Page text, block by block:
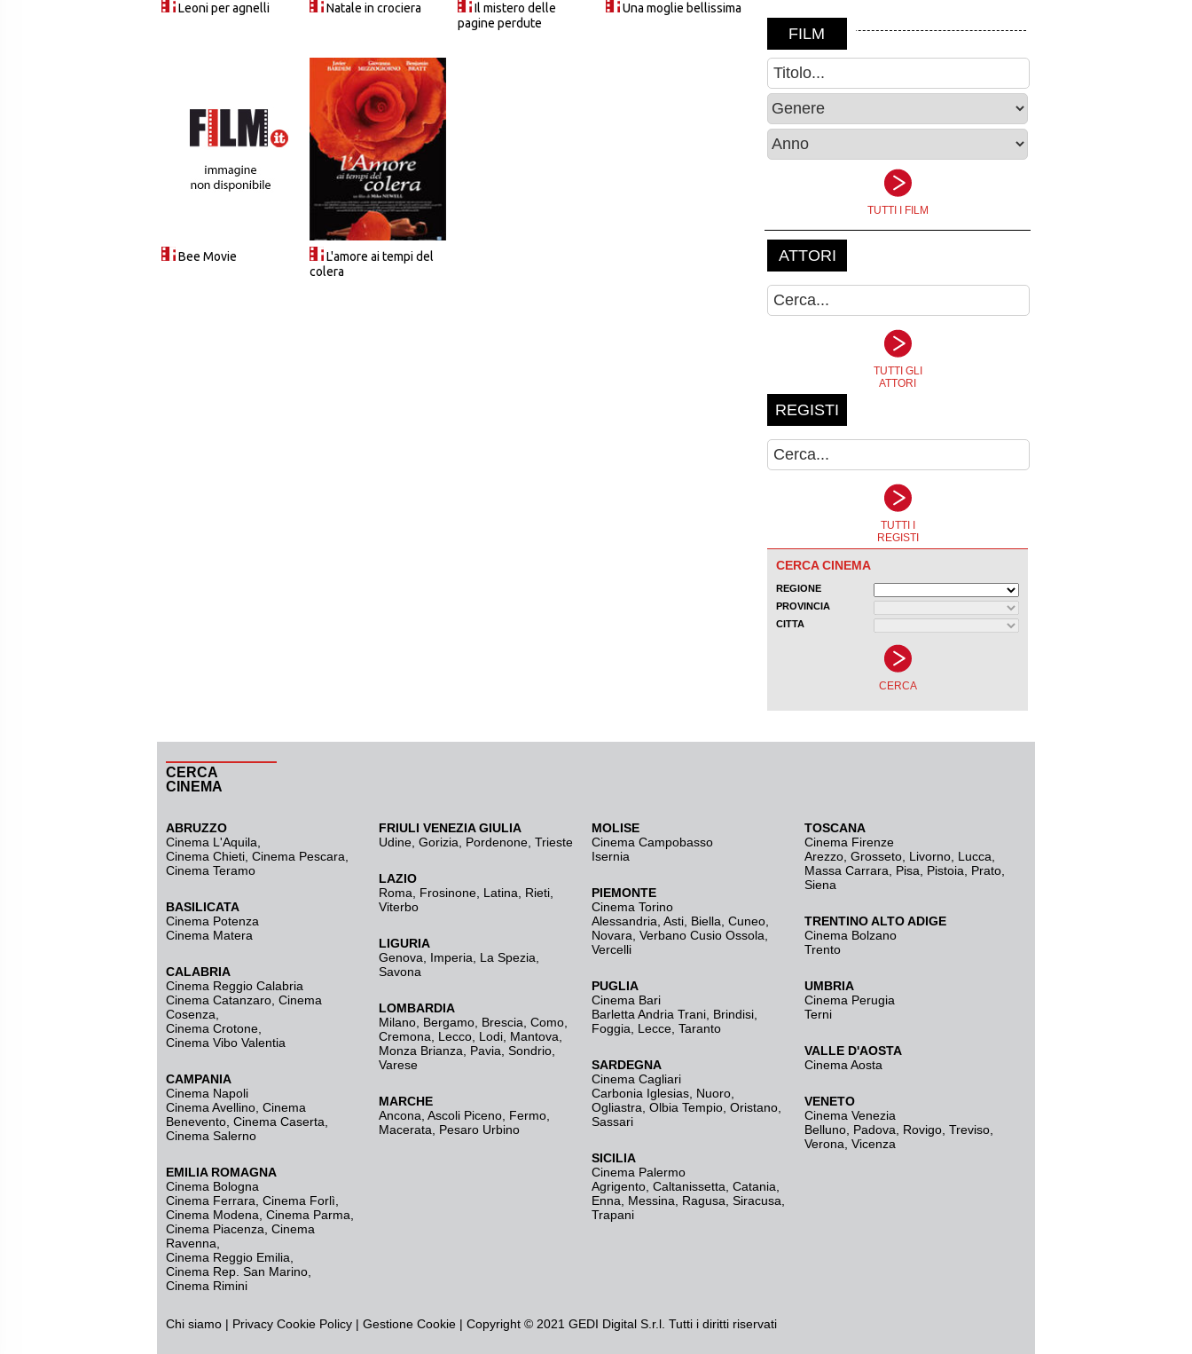
Leoni per agnelli Natale in crociera
Il mistero delle
pagine perdute
Una moglie bellissima
Bee Movie
L'amore ai tempi del
colera
CERCA
CINEMA
ABRUZZO
Cinema L'Aquila
Cinema Chieti, Cinema Pescara,
Cinema Teramo
BASILICATA
Cinema Potenza
Cinema Matera
CALABRIA
Cinema Reggio Calabria
Cinema Catanzaro Cinema
Cosenza
Cinema Crotone
Cinema Vibo Valentia
CAMPANIA
Cinema Napoli
Cinema Avellino Cinema
Benevento Cinema Caserta
Cinema Salerno
EMILIA ROMAGNA
Cinema Bologna
Cinema Ferrara Cinema Forlì
Cinema Modena Cinema Parma
Cinema Piacenza Cinema
Ravenna
Cinema Reggio Emilia
Cinema Rep. San Marino
Cinema Rimini
FRIULI VENEZIA GIULIA
Udine Gorizia Pordenone Trieste
LAZIO
Roma
Frosinone Latina Rieti
Viterbo
LIGURIA
Genova
Imperia La Spezia
Savona
LOMBARDIA
Milano Bergamo Brescia, Como
Cremona
Lecco Lodi Mantova
Monza Brianza
Pavia Sondrio
Varese
MARCHE
Ancona Ascoli Piceno Fermo
Macerata
Pesaro Urbino
MOLISE
Cinema Campobasso
Isernia
PIEMONTE
Cinema Torino
Alessandria Asti Biella Cuneo
Novara Verbano Cusio Ossola
Vercelli
PUGLIA
Cinema Bari
Barletta Andria Trani Brindisi
Foggia
Lecce Taranto
SARDEGNA
Cinema Cagliari
Carbonia Iglesias Nuoro
Ogliastra Olbia Tempio Oristano
Sassari
SICILIA
Cinema Palermo
Agrigento Caltanissetta Catania
Enna
Messina Ragusa Siracusa
Trapani
TOSCANA
Cinema Firenze
Arezzo Grosseto Livorno Lucca
Massa Carrara
Pisa Pistoia Prato
Siena
TRENTINO ALTO ADIGE
Cinema Bolzano
Trento
UMBRIA
Cinema Perugia
Terni
VALLE D'AOSTA
Cinema Aosta
VENETO
Cinema Venezia
Belluno Padova Rovigo Treviso
Verona Vicenza
Chi siamo | Privacy Cookie Policy | Gestione Cookie | Copyright © 2021 GEDI Digital S.r.l. Tutti i diritti riservati